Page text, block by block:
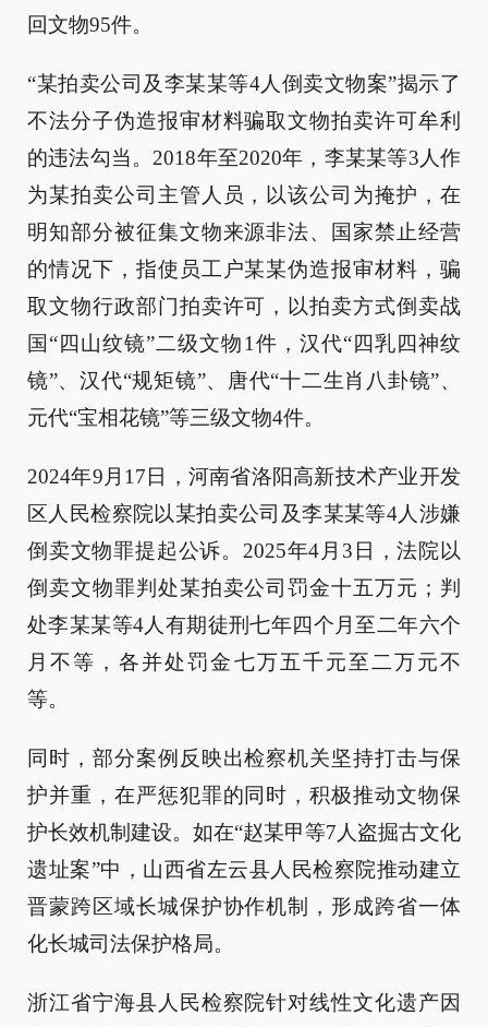
回文物95件。
“某拍卖公司及李某某等4人倒卖文物案”揭示了
不法分子伪造报审材料骗取文物拍卖许可牟利
的违法勾当。2018年至2020年，李某某等3人作
为某拍卖公司主管人员，以该公司为掩护，在
明知部分被征集文物来源非法、国家禁止经营
的情况下，指使员工户某某伪造报审材料，骗
取文物行政部门拍卖许可，以拍卖方式倒卖战
国“四山纹镜”二级文物1件，汉代“四乳四神纹
镜”、汉代“规矩镜”、唐代“十二生肖八卦镜”、
元代“宝相花镜”等三级文物4件。
2024年9月17日，河南省洛阳高新技术产业开发
区人民检察院以某拍卖公司及李某某等4人涉嫌
倒卖文物罪提起公诉。2025年4月3日，法院以
倒卖文物罪判处某拍卖公司罚金十五万元；判
处李某某等4人有期徒刑七年四个月至二年六个
月不等，各并处罚金七万五千元至二万元不
等。
同时，部分案例反映出检察机关坚持打击与保
护并重，在严惩犯罪的同时，积极推动文物保
护长效机制建设。如在“赵某甲等7人盗掘古文化
遗址案”中，山西省左云县人民检察院推动建立
晋蒙跨区域长城保护协作机制，形成跨省一体
化长城司法保护格局。
浙江省宁海县人民检察院针对线性文化遗产因